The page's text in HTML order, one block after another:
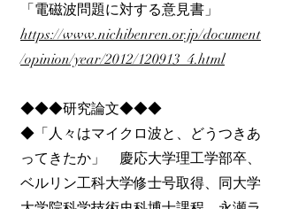
「電磁波問題に対する意見書」
https://www.nichibenren.or.jp/document
/opinion/year/2012/120913_4.html
◆◆◆研究論文◆◆◆
◆「人々はマイクロ波と、どうつきあ
ってきたか」 慶応大学理工学部卒、
ベルリン工科大学修士号取得、同大学